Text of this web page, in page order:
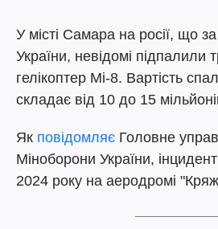
У місті Самара на росії, що
України, невідомі підпалили
гелікоптер Мі-8. Вартість
складає від 10 до 15
Як повідомляє Головне
Міноборони України,
2024 року на аеродромі